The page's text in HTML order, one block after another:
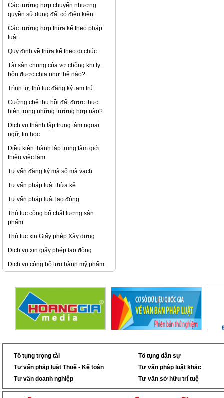
Các trường hợp chuyển nhượng
quyền sử dụng đất có điều kiện
Các trường hợp thừa kế theo pháp
luật
Quy định về thừa kế theo di chúc
Tài sản chung của vợ chồng khi ly
hôn được chia như thế nào?
Trình tự, thủ tục đăng ký tạm trú
Cưỡng chế thu hồi đất được thực
hiện trong những trường hợp nào?
Dịch vụ thành lập trung tâm ngoại
ngữ, tin học
Điều kiện thành lập trung tâm giới
thiệu việc làm
Tư vấn đăng ký mã số mã vạch
Tư vấn pháp luật thừa kế
Tư vấn pháp luật lao động
Thủ tục công bố chất lượng sản
phẩm
Thủ tục xin Giấy phép Xây dựng
Dịch vụ xin giấy phép lao động
Dịch vụ công bố lưu hành mỹ phẩm
Tố tụng trọng tài
Tố tụng dân sự
Tư vấn pháp luật Thuế - Kế toán
Tư vấn pháp luật khác
Tư vấn doanh nghiệp
Tư vấn sở hữu trí tuệ